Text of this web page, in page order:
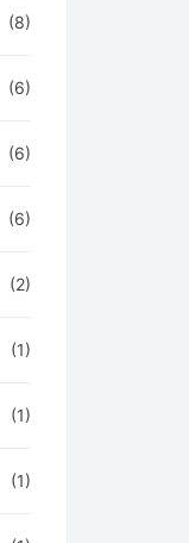
(8)
(6)
(6)
(6)
(2)
(1)
(1)
(1)